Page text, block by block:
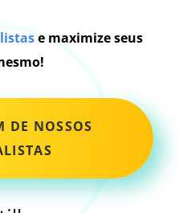
e maximize seus
DE NOSSOS